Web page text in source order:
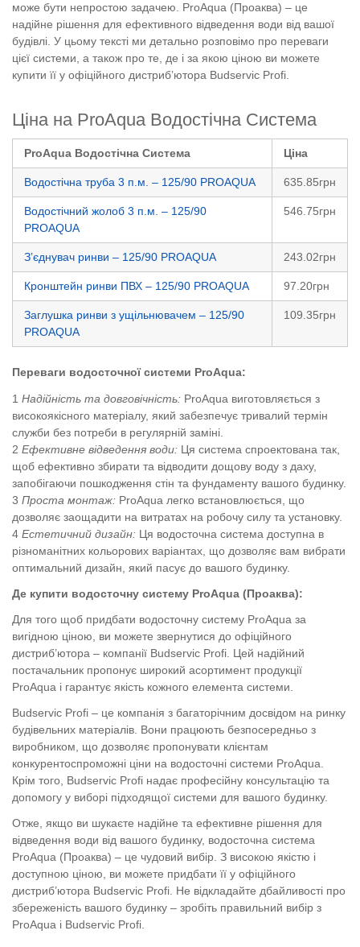
може бути непростою задачею. ProAqua (Проаква) – це
надійне рішення для ефективного відведення води від вашої
будівлі. У цьому тексті ми детально розповімо про переваги
цієї системи, а також про те, де і за якою ціною ви можете
купити її у офіційного дистриб’ютора Budservic Profi.
Ціна на ProAqua Водостічна Система
ProAqua Водостічна Система Ціна
Водостічна труба 3 п.м. – 125/90 PROAQUA 635.85грн
Водостічний жолоб 3 п.м. – 125/90
PROAQUA
546.75грн
З’єднувач ринви – 125/90 PROAQUA 243.02грн
Кронштейн ринви ПВХ – 125/90 PROAQUA 97.20грн
Заглушка ринви з ущільнювачем – 125/90
PROAQUA
109.35грн
Переваги водосточної системи ProAqua:
Надійність та довговічність: ProAqua виготовляється з
високоякісного матеріалу, який забезпечує тривалий термін
служби без потреби в регулярній заміні.
Ефективне відведення води: Ця система спроектована так,
щоб ефективно збирати та відводити дощову воду з даху,
запобігаючи пошкодження стін та фундаменту вашого будинку.
Проста монтаж: ProAqua легко встановлюється, що
дозволяє заощадити на витратах на робочу силу та установку.
Естетичний дизайн: Ця водосточна система доступна в
різноманітних кольорових варіантах, що дозволяє вам вибрати
оптимальний дизайн, який пасує до вашого будинку.
Де купити водосточну систему ProAqua (Проаква):
Для того щоб придбати водосточну систему ProAqua за
вигідною ціною, ви можете звернутися до офіційного
дистриб’ютора – компанії Budservic Profi. Цей надійний
постачальник пропонує широкий асортимент продукції
ProAqua і гарантує якість кожного елемента системи.
Budservic Profi – це компанія з багаторічним досвідом на ринку
будівельних матеріалів. Вони працюють безпосередньо з
виробником, що дозволяє пропонувати клієнтам
конкурентоспроможні ціни на водосточні системи ProAqua.
Крім того, Budservic Profi надає професійну консультацію та
допомогу у виборі підходящої системи для вашого будинку.
Отже, якщо ви шукаєте надійне та ефективне рішення для
відведення води від вашого будинку, водосточна система
ProAqua (Проаква) – це чудовий вибір. З високою якістю і
доступною ціною, ви можете придбати її у офіційного
дистриб’ютора Budservic Profi. Не відкладайте дбайливості про
збереженість вашого будинку – зробіть правильний вибір з
ProAqua і Budservic Profi.